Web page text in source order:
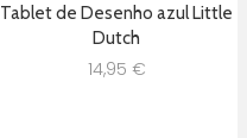
Tablet de Desenho azul Little
Dutch
14,95 €